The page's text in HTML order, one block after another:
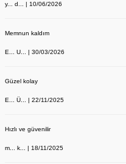
y... d... | 10/06/2026
Memnun kaldım
E... U... | 30/03/2026
Güzel kolay
E... Ü... | 22/11/2025
Hızlı ve güvenilir
m... k... | 18/11/2025